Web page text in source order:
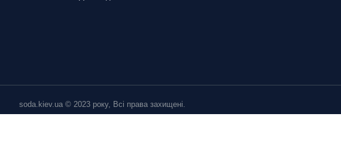
soda.kiev.ua © 2023 року, Всі права захищені.